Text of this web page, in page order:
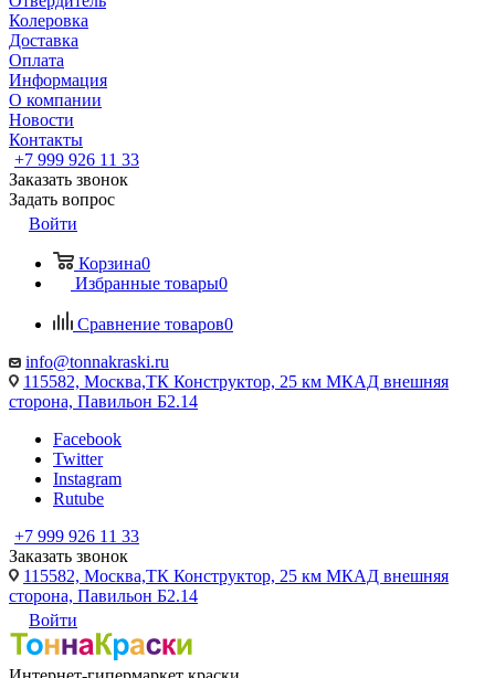
Колеровка
Доставка
Оплата
Информация
О компании
Новости
Контакты
+7 999 926 11 33
Заказать звонок
Задать вопрос
Войти
Корзина0
Избранные товары0
Сравнение товаров0
info@tonnakraski.ru
115582, Москва,ТК Конструктор, 25 км МКАД внешняя
сторона, Павильон Б2.14
Facebook
Twitter
Instagram
Rutube
+7 999 926 11 33
Заказать звонок
115582, Москва,ТК Конструктор, 25 км МКАД внешняя
сторона, Павильон Б2.14
Войти